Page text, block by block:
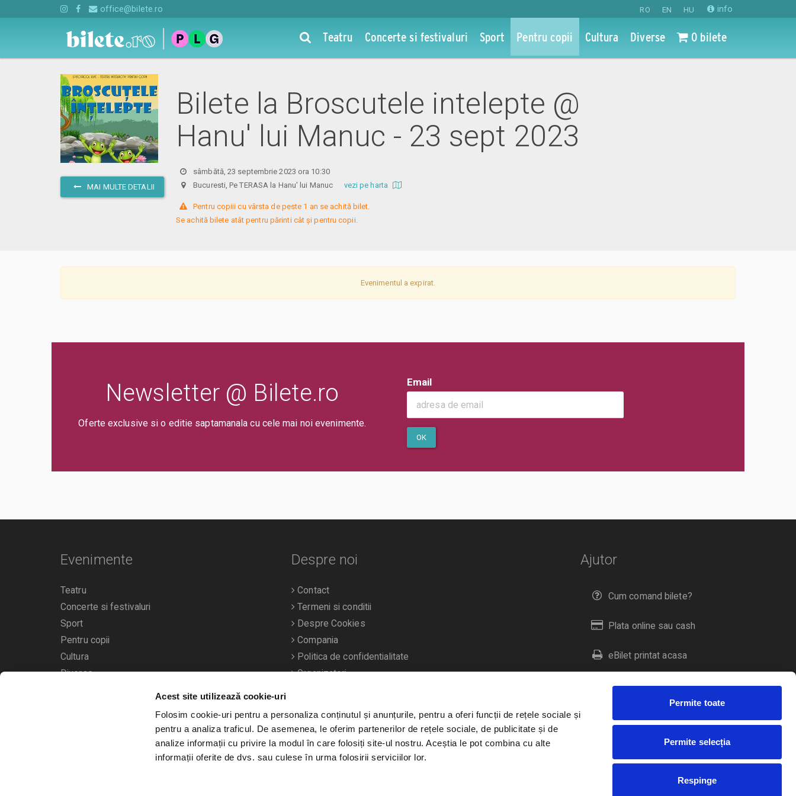
Acest site utilizează cookie-uri
Folosim cookie-uri pentru a personaliza conținutul și anunțurile, pentru a oferi funcții de rețele sociale și
pentru a analiza traficul. De asemenea, le oferim partenerilor de rețele sociale, de publicitate și de
analize informații cu privire la modul în care folosiți site-ul nostru. Aceștia le pot combina cu alte
informații oferite de dvs. sau culese în urma folosirii serviciilor lor.
Permite toate
Permite selecția
Respinge
RO EN HU info
office@bilete.ro
Teatru Concerte si festivaluri Sport Pentru copii Cultura Diverse 0 bilete
MAI MULTE DETALII
Bilete la Broscutele intelepte @
Hanu' lui Manuc - 23 sept 2023
sâmbătă, 23 septembrie 2023 ora 10:30
Bucuresti, Pe TERASA la Hanu' lui Manuc vezi pe harta
Pentru copiii cu vârsta de peste 1 an se achită bilet.
Se achită bilete atât pentru părinti cât și pentru copii.
Evenimentul a expirat.
Newsletter @ Bilete.ro
Oferte exclusive si o editie saptamanala cu cele mai noi evenimente.
Email
OK
Ajutor
Cum comand bilete?
Plata online sau cash
eBilet printat acasa
Livrare prin curier
Duplicare bilete
Evenimente
Teatru
Concerte si festivaluri
Sport
Pentru copii
Cultura
Diverse
Calendarul evenimentelor
Despre noi
Contact
Termeni si conditii
Despre Cookies
Compania
Politica de confidentialitate
Organizatori